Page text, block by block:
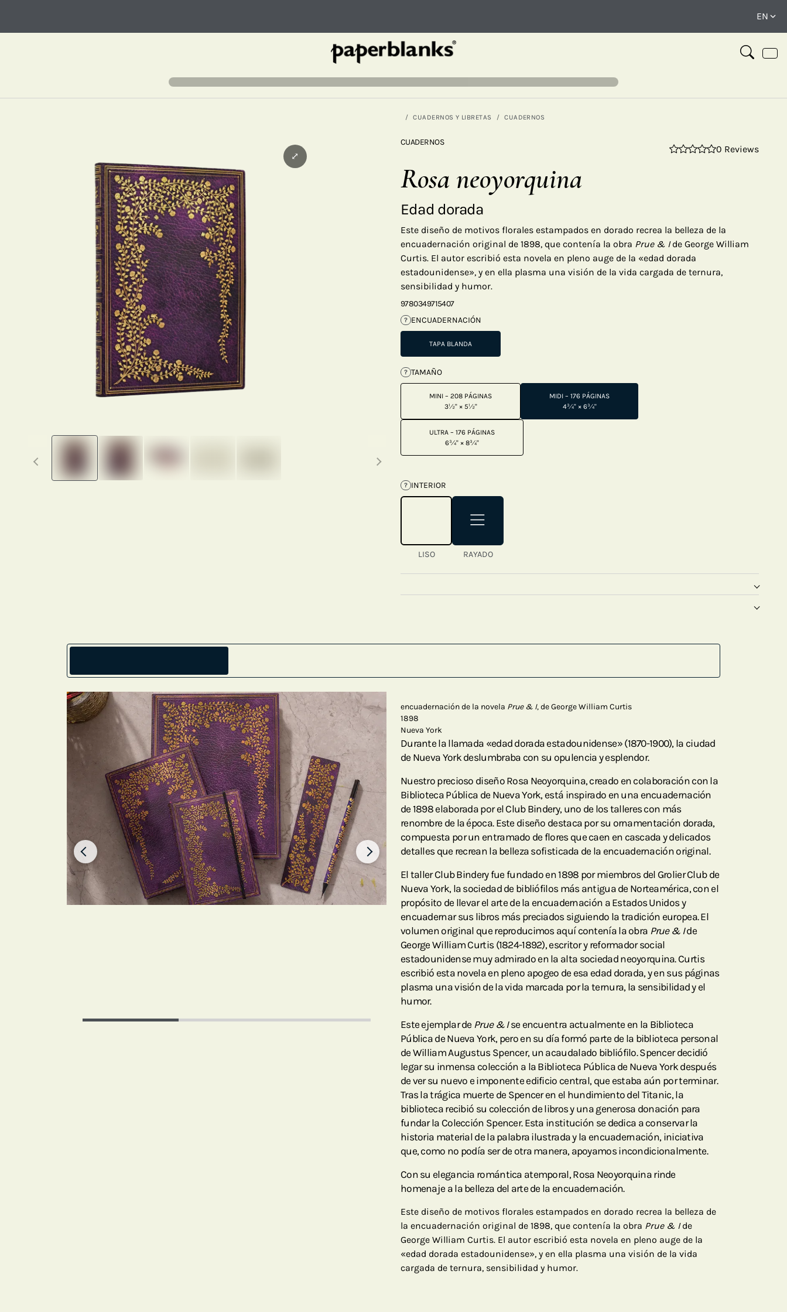
CUADERNOS Y LIBRETAS CUADERNOS
Previous thumbnails
⤢
CUADERNOS
0 Reviews
Rosa neoyorquina
Edad dorada
Este diseño de motivos florales estampados en dorado recrea la belleza de la
encuadernación original de 1898, que contenía la obra Prue & Ide George William
Curtis. El autor escribió esta novela en pleno auge de la «edad dorada
estadounidense», y en ella plasma una visión de la vida cargada de ternura,
sensibilidad y humor.
9780349715407
? ENCUADERNACIÓN
TAPA BLANDA
? TAMAÑO
MINI – 208 PÁGINAS
3½" × 5½"
MIDI – 176 PÁGINAS
4¾" × 6¾"
ULTRA – 176 PÁGINAS
6¾" × 8¾"
? INTERIOR
LISO RAYADO
encuadernación de la novela Prue & I, de George William Curtis
1898
Nueva York
Durante la llamada «edad dorada estadounidense» (1870-1900), la ciudad
de Nueva York deslumbraba con su opulencia y esplendor.
Nuestro precioso diseño Rosa Neoyorquina, creado en colaboración con la
Biblioteca Pública de Nueva York, está inspirado en una encuadernación
de 1898 elaborada por el Club Bindery, uno de los talleres con más
renombre de la época. Este diseño destaca por su ornamentación dorada,
compuesta por un entramado de flores que caen en cascada y delicados
detalles que recrean la belleza sofisticada de la encuadernación original.
El taller Club Bindery fue fundado en 1898 por miembros del Grolier Club de
Nueva York, la sociedad de bibliófilos más antigua de Norteamérica, con el
propósito de llevar el arte de la encuadernación a Estados Unidos y
encuadernar sus libros más preciados siguiendo la tradición europea. El
volumen original que reproducimos aquí contenía la obra Prue & Ide
George William Curtis (1824-1892), escritor y reformador social
estadounidense muy admirado en la alta sociedad neoyorquina. Curtis
escribió esta novela en pleno apogeo de esa edad dorada, y en sus páginas
plasma una visión de la vida marcada por la ternura, la sensibilidad y el
humor.
Este ejemplar de Prue & Ise encuentra actualmente en la Biblioteca
Pública de Nueva York, pero en su día formó parte de la biblioteca personal
de William Augustus Spencer, un acaudalado bibliófilo. Spencer decidió
legar su inmensa colección a la Biblioteca Pública de Nueva York después
de ver su nuevo e imponente edificio central, que estaba aún por terminar.
Tras la trágica muerte de Spencer en el hundimiento del Titanic, la
biblioteca recibió su colección de libros y una generosa donación para
fundar la Colección Spencer. Esta institución se dedica a conservar la
historia material de la palabra ilustrada y la encuadernación, iniciativa
que, como no podía ser de otra manera, apoyamos incondicionalmente.
Con su elegancia romántica atemporal, Rosa Neoyorquina rinde
homenaje a la belleza del arte de la encuadernación.
Este diseño de motivos florales estampados en dorado recrea la belleza de
la encuadernación original de 1898, que contenía la obra Prue & Ide
George William Curtis. El autor escribió esta novela en pleno auge de la
«edad dorada estadounidense», y en ella plasma una visión de la vida
cargada de ternura, sensibilidad y humor.